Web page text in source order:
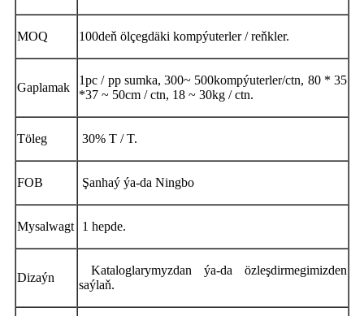
MOQ 100deň ölçegdäki kompýuterler / reňkler.
Gaplamak
1pc / pp sumka, 300~ 500kompýuterler/ctn, 80 * 35
*37 ~ 50cm / ctn, 18 ~ 30kg / ctn.
Töleg 30% T / T.
FOB Şanhaý ýa-da Ningbo
Mysalwagt 1 hepde.
Dizaýn
Kataloglarymyzdan ýa-da özleşdirmegimizden
saýlaň.